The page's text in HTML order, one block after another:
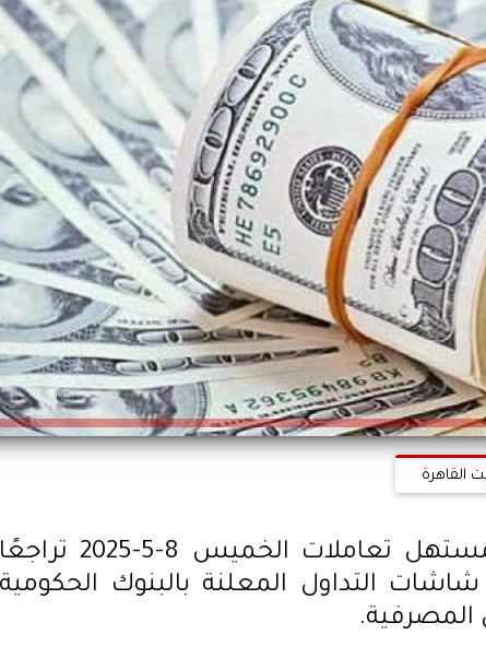
القاهرة
سعر الدولار اليوم.. شهد بمستهل تعاملات الخميس 8-5-2025 تراجعًا
التداول المعلنة بالبنوك الحكومية
المصرفية.